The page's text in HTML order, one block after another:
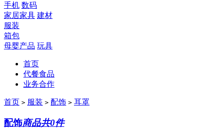
手机 数码
家居家具 建材
服装
箱包
母婴产品 玩具
首页
代餐食品
业务合作
首页 > 服装 > 配饰 > 耳罩
配饰商品共0件